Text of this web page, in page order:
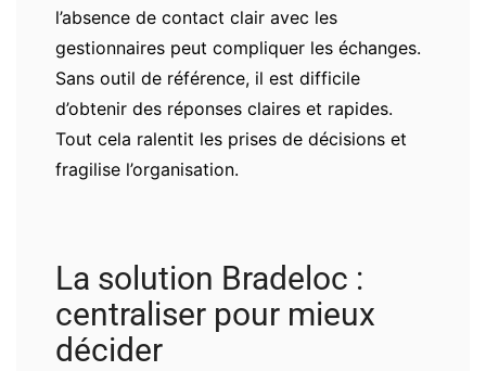
l’absence de contact clair avec les
gestionnaires peut compliquer les échanges.
Sans outil de référence, il est difficile
d’obtenir des réponses claires et rapides.
Tout cela ralentit les prises de décisions et
fragilise l’organisation.
La solution Bradeloc :
centraliser pour mieux
décider